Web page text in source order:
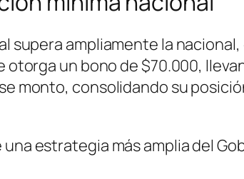
supera ampliamente la
otorga un bono de $70.000,
monto, consolidando su
estrategia más amplia del